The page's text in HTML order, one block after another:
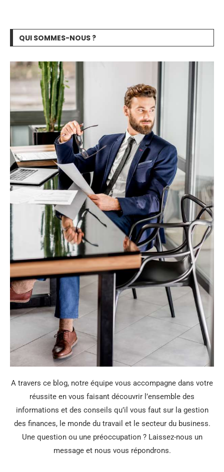
QUI SOMMES-NOUS ?
A travers ce blog, notre équipe vous accompagne dans votre
réussite en vous faisant découvrir l’ensemble des
informations et des conseils qu’il vous faut sur la gestion
des finances, le monde du travail et le secteur du business.
Une question ou une préoccupation ? Laissez-nous un
message et nous vous répondrons.